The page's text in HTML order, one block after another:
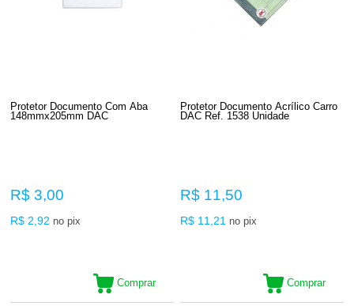
Protetor Documento Com Aba
148mmx205mm DAC
R$ 3,00
R$ 2,92 no pix
Comprar
Protetor Documento Acrílico Carro
DAC Ref. 1538 Unidade
R$ 11,50
R$ 11,21 no pix
Comprar